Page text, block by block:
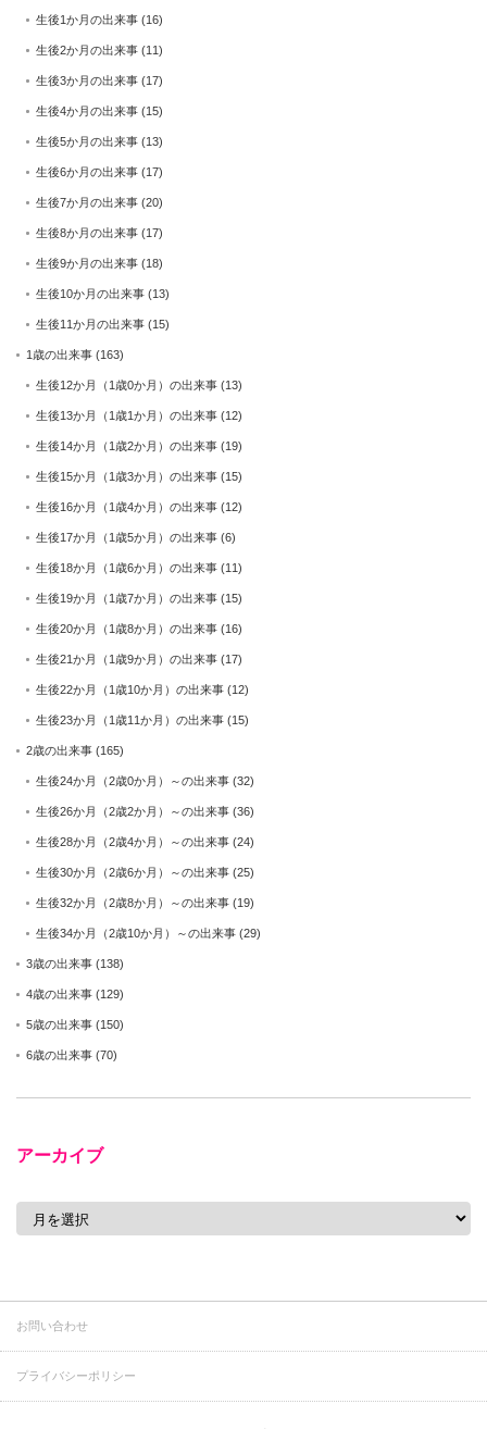
生後1か月の出来事 (16)
生後2か月の出来事 (11)
生後3か月の出来事 (17)
生後4か月の出来事 (15)
生後5か月の出来事 (13)
生後6か月の出来事 (17)
生後7か月の出来事 (20)
生後8か月の出来事 (17)
生後9か月の出来事 (18)
生後10か月の出来事 (13)
生後11か月の出来事 (15)
1歳の出来事 (163)
生後12か月（1歳0か月）の出来事 (13)
生後13か月（1歳1か月）の出来事 (12)
生後14か月（1歳2か月）の出来事 (19)
生後15か月（1歳3か月）の出来事 (15)
生後16か月（1歳4か月）の出来事 (12)
生後17か月（1歳5か月）の出来事 (6)
生後18か月（1歳6か月）の出来事 (11)
生後19か月（1歳7か月）の出来事 (15)
生後20か月（1歳8か月）の出来事 (16)
生後21か月（1歳9か月）の出来事 (17)
生後22か月（1歳10か月）の出来事 (12)
生後23か月（1歳11か月）の出来事 (15)
2歳の出来事 (165)
生後24か月（2歳0か月）～の出来事 (32)
生後26か月（2歳2か月）～の出来事 (36)
生後28か月（2歳4か月）～の出来事 (24)
生後30か月（2歳6か月）～の出来事 (25)
生後32か月（2歳8か月）～の出来事 (19)
生後34か月（2歳10か月）～の出来事 (29)
3歳の出来事 (138)
4歳の出来事 (129)
5歳の出来事 (150)
6歳の出来事 (70)
アーカイブ
ア
お問い合わせ
プライバシーポリシー